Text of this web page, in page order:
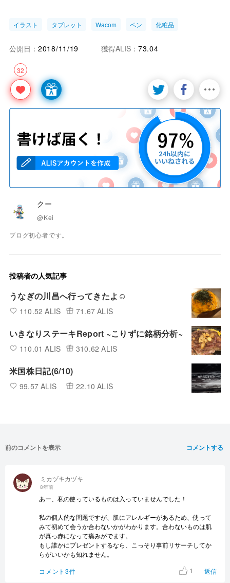
イラスト タブレット Wacom ペン 化粧品
32
公開日： 2018/11/19 獲得ALIS： 73.04
クー
@Kei
ブログ初心者です。
投稿者の人気記事
うなぎの川昌へ行ってきたよ☺
110.52 ALIS 71.67 ALIS
いきなりステーキReport ~こりずに銘柄分析~
110.01 ALIS 310.62 ALIS
米国株日記(6/10)
99.57 ALIS 22.10 ALIS
コメントする
前のコメントを表示
ミカヅキカヅキ
8年前
あー、私の使っているものは入っていませんでした！
私の個人的な問題ですが、肌にアレルギーがあるため、使って
みて初めて会うか合わないかがわかります。合わないものは肌
が真っ赤になって痛みがでます。
もし誰かにプレゼントするなら、こっそり事前リサーチしてか
らがいいかも知れません。
コメント3件
1 返信